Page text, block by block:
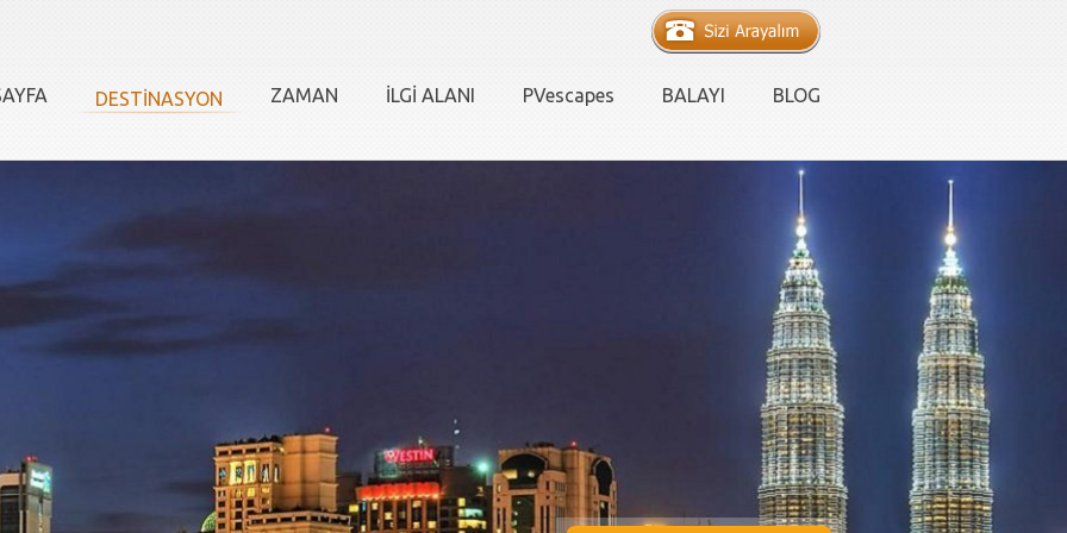
DESTİNASYON ZAMAN İLGİ ALANI PVescapes BALAYI BLOG